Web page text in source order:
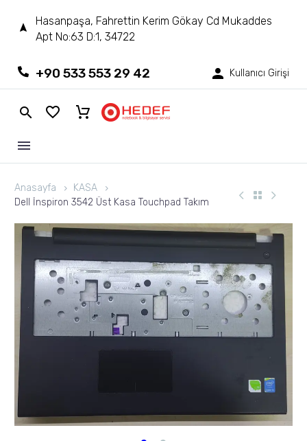
Hasanpaşa, Fahrettin Kerim Gökay Cd Mukaddes
Apt No:63 D:1, 34722
+90 533 553 29 42 Kullanıcı Girişi
Anasayfa
KASA
Dell İnspiron 3542 Üst Kasa Touchpad Takım